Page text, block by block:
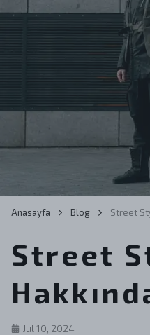
Anasayfa Blog Street
Street
Jul 10, 2024